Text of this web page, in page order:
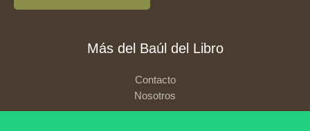
Más del Baúl del Libro
Contacto
Nosotros